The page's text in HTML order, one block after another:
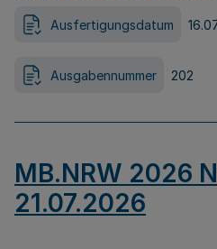
Ausfertigungsdatum
Ausgabennummer 202
MB.NRW 2026
21.07.2026